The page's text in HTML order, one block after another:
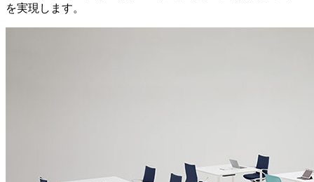
を実現します。